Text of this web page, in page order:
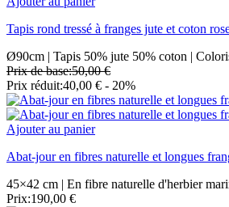
Tapis rond tressé à franges jute et coton
Ø90cm | Tapis 50% jute 50% coton |
Prix de base:50,00 €
Prix réduit:40,00 € - 20%
Ajouter au panier
Abat-jour en fibres naturelle et longues
45×42 cm | En fibre naturelle d'herbier
Prix:190,00 €